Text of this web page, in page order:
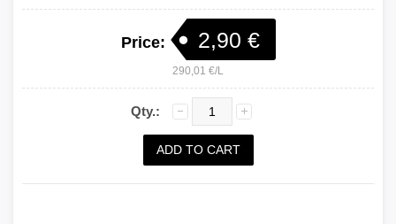
Price: 2,90 €
290,01 €/L
Qty.: